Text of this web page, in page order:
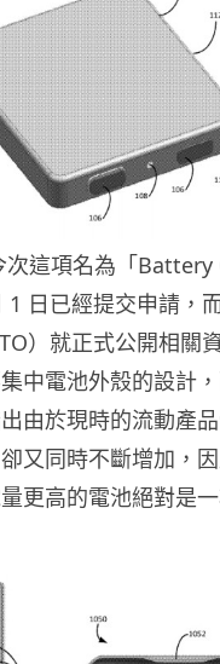
這項名為「Battery
1 日已經提交申請，
）就正式公開相關
中電池外殼的設計
由於現時的流動產
又同時不斷增加，
更高的電池絕對是一